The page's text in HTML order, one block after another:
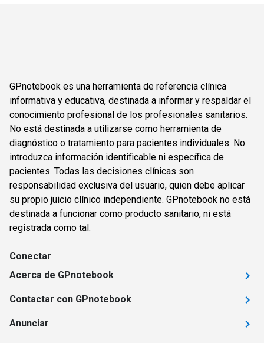
GPnotebook es una herramienta de referencia clínica
informativa y educativa, destinada a informar y respaldar el
conocimiento profesional de los profesionales sanitarios.
No está destinada a utilizarse como herramienta de
diagnóstico o tratamiento para pacientes individuales. No
introduzca información identificable ni específica de
pacientes. Todas las decisiones clínicas son
responsabilidad exclusiva del usuario, quien debe aplicar
su propio juicio clínico independiente. GPnotebook no está
destinada a funcionar como producto sanitario, ni está
registrada como tal.
Conectar
Acerca de GPnotebook
Contactar con GPnotebook
Anunciar